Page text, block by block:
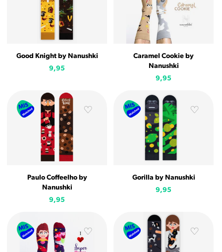
Good Knight by Nanushki
9,95
Caramel Cookie by
Nanushki
9,95
Paulo Coffeelho by
Nanushki
9,95
Gorilla by Nanushki
9,95